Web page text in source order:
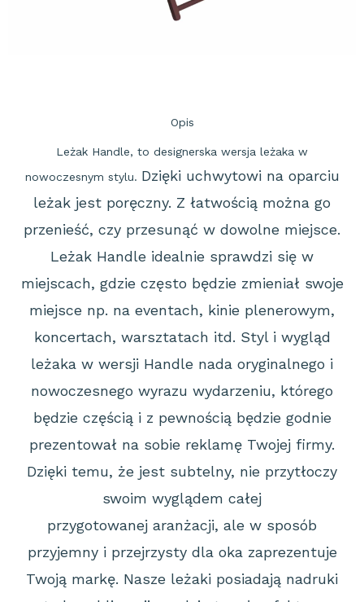
Opis
Leżak Handle, to designerska wersja leżaka w
nowoczesnym stylu. Dzięki uchwytowi na oparciu
leżak jest poręczny. Z łatwością można go
przenieść, czy przesunąć w dowolne miejsce.
Leżak Handle idealnie sprawdzi się w
miejscach, gdzie często będzie zmieniał swoje
miejsce np. na eventach, kinie plenerowym,
koncertach, warsztatach itd. Styl i wygląd
leżaka w wersji Handle nada oryginalnego i
nowoczesnego wyrazu wydarzeniu, którego
będzie częścią i z pewnością będzie godnie
prezentował na sobie reklamę Twojej firmy.
Dzięki temu, że jest subtelny, nie przytłoczy
swoim wyglądem całej
przygotowanej aranżacji, ale w sposób
przyjemny i przejrzysty dla oka zaprezentuje
Twoją markę. Nasze leżaki posiadają nadruki